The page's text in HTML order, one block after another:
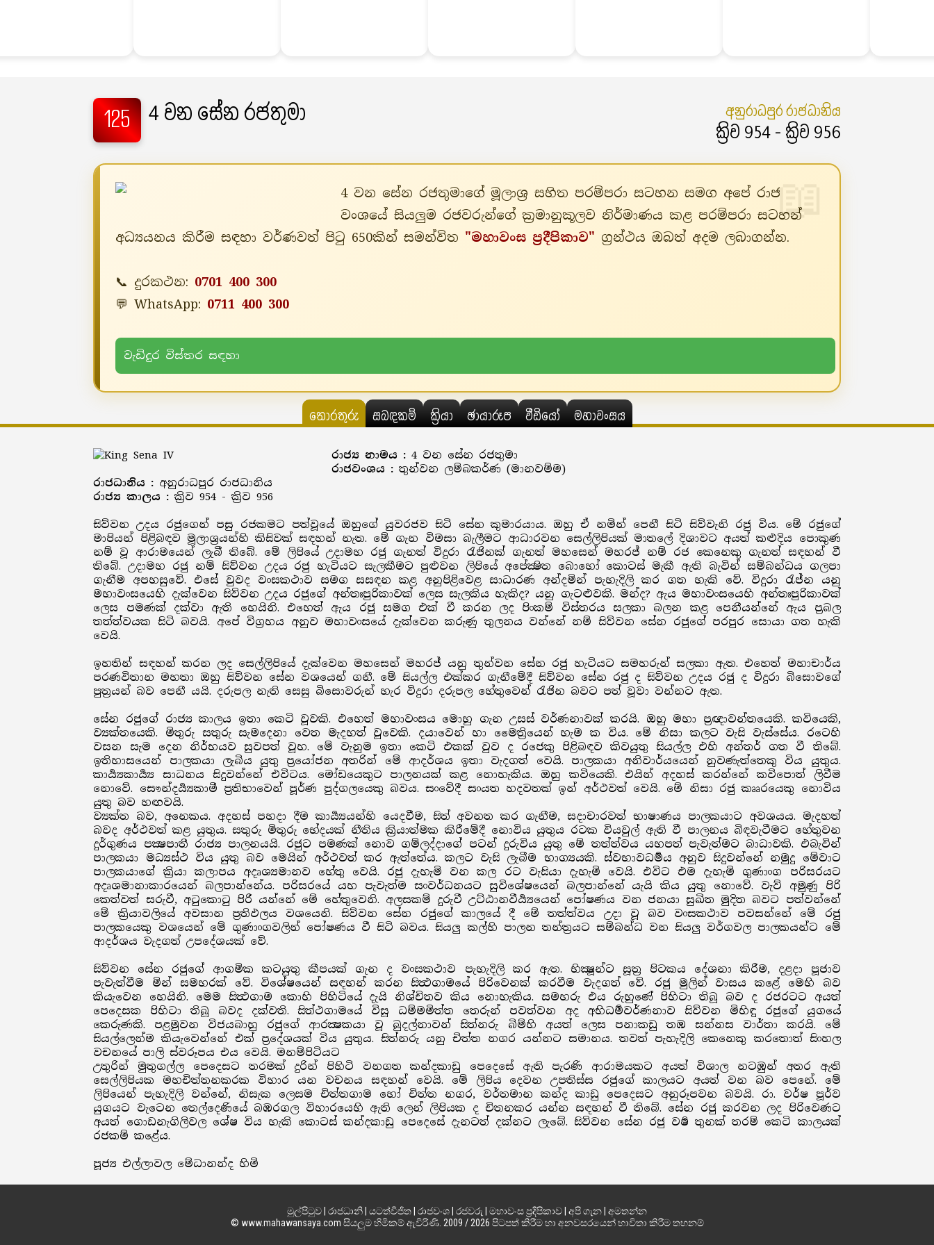
125 4 වන සේන රජතුමා අනුරාධපුර රාජධානිය
ක්‍රිව 954 - ක්‍රිව 956
4 වන සේන රජතුමාගේ මූලාශ්‍ර සහිත පරම්පරා සටහන සමග අපේ රාජ
වංශයේ සියලුම රජවරුන්ගේ ක්‍රමානුකූලව නිර්මාණය කළ පරම්පරා සටහන්
අධ්‍යයනය කිරීම සඳහා වර්ණවත් පිටු 650කින් සමන්විත "මහාවංස ප්‍රදීපිකාව" ග්‍රන්ථය ඔබත් අදම ලබාගන්න.
📞 දුරකථන: 0701 400 300
💬 WhatsApp: 0711 400 300
වැඩිදුර විස්තර සඳහා
තොරතුරු සබඳකම් ක්‍රියා ඡායාරූප වීඩියෝ මහාවංසය
රාජ්‍ය නාමය : 4 වන සේන රජතුමා
රාජවංශය : තුන්වන ලම්බකර්ණ (මානවම්ම)
රාජධානිය : අනුරාධපුර රාජධානිය
රාජ්‍ය කාලය :ක්‍රිව 954 - ක්‍රිව 956
සිව්වන උදය රජුගෙන් පසු රජකමට පත්වූයේ ඔහුගේ යුවරජව සිටි සේන කුමාරයාය. ඔහු ඒ නමින් පෙනී සිටි සිව්වැනි රජු විය. මේ රජුගේ
මාපියන් පිළිබඳව මූලාශ්‍රයන්හි කිසිවක් සඳහන් නැත. මේ ගැන විමසා බැලීමට ආධාරවන සෙල්ලිපියක් මාතලේ දිශාවට අයත් කළුදිය පොකුණ
නම් වූ ආරාමයෙන් ලැබී තිබේ. මේ ලිපියේ උදාමහ රජු ගැනත් විදුරා රැජිනක් ගැනත් මහසෙන් මහරජ් නම් රජ කෙනෙකු ගැනත් සඳහන් වී
තිබේ. උදාමහ රජු නම් සිව්වන උදය රජු හැටියට සැලකීමට පුළුවන ලිපියේ අපේක්‍ෂිත බොහෝ කොටස් මැකී ඇති බැවින් සම්බන්ධය ගලපා
ගැනීම අපහසුවේ. එසේ වුවද වංසකථාව සමග සසඳන කළ අනුපිළිවෙළ සාධාරණ අන්දමින් පැහැදිලි කර ගත හැකි වේ. විදුරා රැජ්න යනු
මහාවංසයෙහි දැක්වෙන සිව්වන උදය රජුගේ අන්තඃපුරිකාවක් ලෙස සැලකිය හැකිද? යනු ගැටළුවකි. මන්ද? ඇය මහාවංසයෙහි අන්තඃපුරිකාවක්
ලෙස පමණක් දක්වා ඇති හෙයිනි. එහෙත් ඇය රජු සමග එක් වී කරන ලද පිංකම් විස්තරය සලකා බලන කළ පෙනීයන්නේ ඇය ප්‍රබල
තත්ත්වයක සිටි බවයි. අපේ විග්‍රහය අනුව මහාවංසයේ දැක්වෙන කරුණු තුලනය වන්නේ නම් සිව්වන සේන රජුගේ පරපුර සොයා ගත හැකි
වෙයි.
ඉහතින් සඳහන් කරන ලද සෙල්ලිපියේ දැක්වෙන මහසෙන් මහරජ් යනු තුන්වන සේන රජු හැටියට සමහරුන් සලකා ඇත. එහෙත් මහාචාර්ය
පරණවිතාන මහතා ඔහු සිව්වන සේන වශයෙන් ගනී. මේ සියල්ල එක්කර ගැනීමේදී සිව්වන සේන රජු ද සිව්වන උදය රජු ද විදුරා බිසොවගේ
පුත්‍රයන් බව පෙනී යයි. දරුපල නැති සෙසු බිසොවරුන් හැර විදුරා දරුපල හේතුවෙන් රැජින බවට පත් වූවා වන්නට ඇත.
සේන රජුගේ රාජ්‍ය කාලය ඉතා කෙටි වූවකි. එහෙත් මහාවංසය මොහු ගැන උසස් වර්ණනාවක් කරයි. ඔහු මහා ප්‍රඥාවන්තයෙකි. කවියෙකි,
ව්‍යක්තයෙකි. මිතුරු සතුරු සැමදෙනා වෙත මැදහත් වූවෙකි. දයාවෙන් හා මෛත්‍රියෙන් හැම ක විය. මේ නිසා කලට වැසි වැස්සේය. රටෙහි
වසන සැම දෙන නිර්භයව සුවපත් වූහ. මේ වැනුම ඉතා කෙටි එකක් වුව ද රජෙකු පිළිබඳව කිවයුතු සියල්ල එහි අන්තර් ගත වී තිබේ.
ඉතිහාසයෙන් පාලකයා ලැබිය යුතු ප්‍රයෝජන අතරින් මේ ආදර්ශය ඉතා වැදගත් වෙයි. පාලකයා අනිවාර්යයෙන් නුවණැත්තෙකු විය යුතුය.
කාර්‍ය්‍යකාර්‍ය්‍ය සාධනය සිදුවන්නේ එවිටය. මෝඩයෙකුට පාලනයක් කළ නොහැකිය. ඔහු කවියෙකි. එයින් අදහස් කරන්නේ කවිපොත් ලිවීම
නොවේ. සෞන්දර්‍ය්‍යකාමී ප්‍රතිභාවෙන් පූර්ණ පුද්ගලයෙකු බවය. සංවේදී සංයත හදවතක් ඉන් අර්ථවත් වෙයි. මේ නිසා රජු කෲරයෙකු නොවිය
යුතු බව හඟවයි.
ව්‍යක්ත බව, අනෙකය. අදහස් පහදා දීම කාර්‍ය්‍යයන්හි යෙදවීම, සිත් අවනත කර ගැනීම, සදාචාරවත් භාෂාණය පාලකයාට අවශයය. මැදහත්
බවද අර්ථවත් කළ යුතුය. සතුරු මිතුරු භේදයක් නීතිය ක්‍රියාත්මක කිරීමේදී නොවිය යුතුය රටක වියවුල් ඇති වී පාලනය බිඳවැටීමට හේතුවන
දුර්ගුණය පක්‍ෂපාතී රාජ්‍ය පාලනයයි. රජුට පමණක් නොව ගම්ලද්දාගේ පටන් දුරුවිය යුතු මේ තත්ත්වය යහපත් පැවැත්මට බාධාවකි. එබැවින්
පාලකයා මධ්‍යස්ථ විය යුතු බව මෙයින් අර්ථවත් කර ඇත්තේය. කලට වැසි ලැබීම භාග්‍යයකි. ස්වභාවධර්‍මය අනුව සිදුවන්නේ නමුදු මේවාට
පාලකයාගේ ක්‍රියා කලාපය අදෘශ්‍යමානව හේතු වෙයි. රජු දැහැමි වන කල රට වැසියා දැහැමි වෙයි. එවිට එම දැහැමි ගුණාංග පරිසරයට
අදෘශමානාකාරයෙන් බලපාන්නේය. පරිසරයේ යහ පැවැත්ම සංවර්ධනයට සුවිශේෂයෙන් බලපාන්නේ යැයි කිය යුතු නොවේ. වැව් අමුණු පිරි
කෙත්වත් සරුවී, අටුකොටු පිරී යන්නේ මේ හේතුවෙනි. අලසකම් දුරුවී උට්ඨානවීර්‍ය්‍යයෙන් පෝෂණය වන ජනයා සුඛිත මුදිත බවට පත්වන්නේ
මේ ක්‍රියාවලියේ අවසාන ප්‍රතිඵලය වශයෙනි. සිව්වන සේන රජුගේ කාලයේ දී මේ තත්ත්වය උදා වූ බව වංසකථාව පවසන්නේ මේ රජු
පාලකයෙකු වශයෙන් මේ ගුණාංගවලින් පෝෂණය වී සිටි බවය. සියලු කල්හි පාලන තන්ත්‍රයට සම්බන්ධ වන සියලු වර්ගවල පාලකයන්ට මේ
ආදර්ශය වැදගත් උපදේශයක් වේ.
සිව්වන සේන රජුගේ ආගමික කටයුතු කීපයක් ගැන ද වංසකථාව පැහැදිලි කර ඇත. භික්‍ෂූන්ට සූත්‍ර පිටකය දේශනා කිරීම, දළදා පූජාව
පැවැත්වීම මින් සමහරක් වේ. විශේෂයෙන් සඳහන් කරන සිත්‍ථගාමයේ පිරිවෙනක් කරවීම වැදගත් වේ. රජු මුලින් වාසය කළේ මෙහි බව
කියැවෙන හෙයිනි. මෙම සිත්‍ථගාම කොහි පිහිටියේ දැයි නිශ්චිතව කිය නොහැකිය. සමහරු එය රුහුණේ පිහිටා තිබූ බව ද රජරටට අයත්
පෙදෙසක පිහිටා තිබූ බවද දක්වති. සිත්ථගාමයේ විසූ ධම්මමිත්ත තෙරුන් පවත්වන අද අභිධර්‍මවර්ණනාව සිව්වන මිහිඳු රජුගේ යුගයේ
කෙරුණකි. පළමුවන විජයබාහු රජුගේ ආරක්‍ෂකයා වූ බුදල්නාවන් සිත්නරු බිම්හි අයත් ලෙස පනාකඩු තඹ සන්නස වාර්තා කරයි. මේ
සියල්ලෙන්ම කියැවෙන්නේ එක් ප්‍රදේශයක් විය යුතුය. සිත්නරු යනු චිත්ත නගර යන්නට සමානය. තවත් පැහැදිලි කෙනෙකු කරතොත් සිංහල
වචනයේ පාලි ස්වරූපය එය වෙයි. මනම්පිටියට
උතුරින් මුතුගල්ල පෙදෙසට තරමක් දුරින් පිහිටි වනගත කන්දකාඩු පෙදෙසේ ඇති පැරණි ආරාමයකට අයත් විශාල නටඹුන් අතර ඇති
සෙල්ලිපියක මහචිත්තනකරක විහාර යන වචනය සඳහන් වෙයි. මේ ලිපිය දෙවන උපතිස්ස රජුගේ කාලයට අයත් වන බව පෙනේ. මේ
ලිපියෙන් පැහැදිලි වන්නේ, නිසැක ලෙසම චිත්තගාම හෝ චිත්ත නගර, වර්තමාන කන්ද කාඩු පෙදෙසට අනුරූපවන බවයි. රා. වර්ෂ පූර්ව
යුගයට වැටෙන තෙල්දෙණියේ බඹරගල විහාරයෙහි ඇති ලෙන් ලිපියක ද චිතනකර යන්න සඳහන් වී තිබේ. සේන රජු කරවන ලද පිරිවෙණට
අයත් ගොඩනැගිලිවල ශේෂ විය හැකි කොටස් කන්දකාඩු පෙදෙසේ දැනටත් දක්නට ලැබේ. සිව්වන සේන රජු වර්‍ෂ තුනක් තරම් කෙටි කාලයක්
රජකම් කළේය.
පූජ්‍ය එල්ලාවල මේධානන්ද හිමි
මුල්පිටුව රාජධානි යටත්විජිත රාජවංශ රජවරු මහාවංස ප්‍රදීපිකාව අපි ගැන අමතන්න
© www.mahawansaya.com සියලුම හිමිකම් ඇවිරිණි. 2009 / 2026 පිටපත් කිරීම හා අනවසරයෙන් භාවිතා කිරීම තහනම්